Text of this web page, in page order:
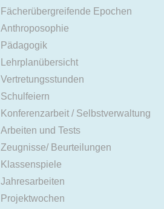
Fächerübergreifende Epochen
Anthroposophie
Pädagogik
Lehrplanübersicht
Vertretungsstunden
Schulfeiern
Konferenzarbeit / Selbstverwaltung
Arbeiten und Tests
Zeugnisse/ Beurteilungen
Klassenspiele
Jahresarbeiten
Projektwochen